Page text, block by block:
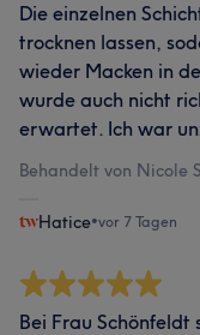
Die einzelnen
trocknen lassen,
wieder Macken in
wurde auch nicht
erwartet. Ich war
Behandelt von Nicole
Hatice•vor 7 Tagen
Bei Frau Schönfeldt